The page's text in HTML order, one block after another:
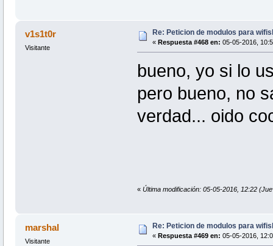
v1s1t0r
Visitante
Re: Peticion de modulos para
« Respuesta #468 en: 05-05-2016,
bueno, yo si lo
pero bueno, no
verdad... oido
« Última modificación: 05-05-2016, 12:22
marshal
Visitante
Re: Peticion de modulos para
« Respuesta #469 en: 05-05-2016,